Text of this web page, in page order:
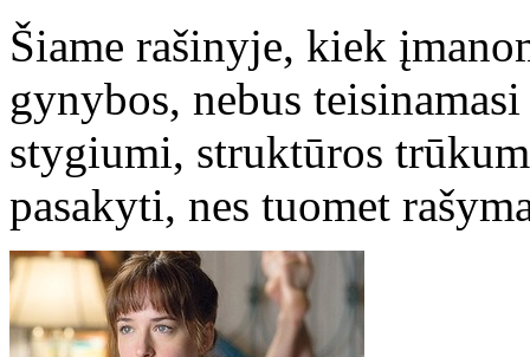
Šiame rašinyje, kiek
gynybos, nebus
stygiumi, struktūros
pasakyti, nes tuomet